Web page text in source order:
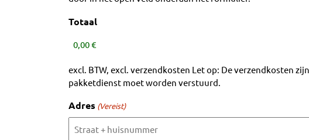
Totaal
excl. BTW, excl. verzendkosten Let op: De verzendkosten
pakketdienst moet worden verstuurd.
Adres (Vereist)